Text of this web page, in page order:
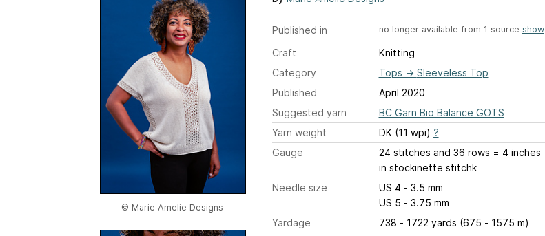
© Marie Amelie Designs
Published in no longer available from 1 source show
Craft
Knitting
Category
Tops → Sleeveless Top
Published
April 2020
Suggested yarn
BC Garn Bio Balance GOTS
Yarn weight
DK (11 wpi) ?
Gauge
24 stitches and 36 rows = 4 inches
in stockinette stitchk
Needle size
US 4 - 3.5 mm
US 5 - 3.75 mm
Yardage
738 - 1722 yards (675 - 1575 m)